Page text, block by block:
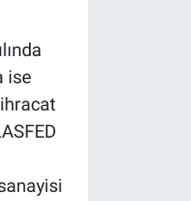
ise